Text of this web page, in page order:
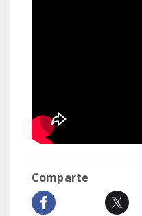
Comparte